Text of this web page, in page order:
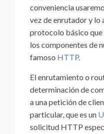
conveniencia
vez de enrutador y lo
protocolo básico
los componentes de
famoso HTTP.
El enrutamiento o
determinación de
a una petición de
particular, que es un
solicitud HTTP